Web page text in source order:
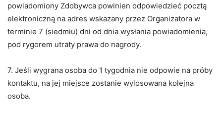
powiadomiony Zdobywca powinien odpowiedzieć pocztą
elektroniczną na adres wskazany przez Organizatora w
terminie 7 (siedmiu) dni od dnia wysłania powiadomienia,
pod rygorem utraty prawa do nagrody.
7. Jeśli wygrana osoba do 1 tygodnia nie odpowie na próby
kontaktu, na jej miejsce zostanie wylosowana kolejna
osoba.